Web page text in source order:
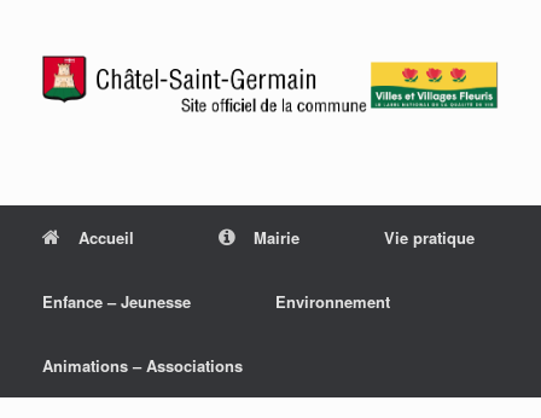
Accueil Mairie Vie pratique
Enfance – Jeunesse Environnement
Animations – Associations